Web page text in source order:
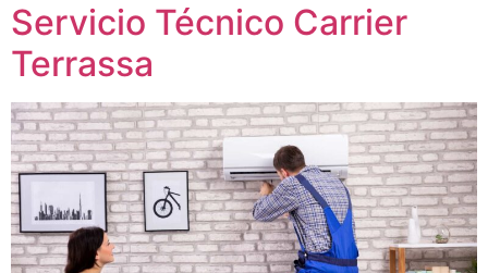
Servicio Técnico Carrier
Terrassa